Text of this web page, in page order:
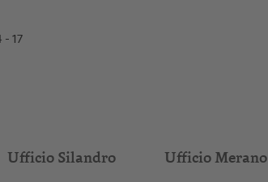
17
Ufficio Silandro Ufficio Merano